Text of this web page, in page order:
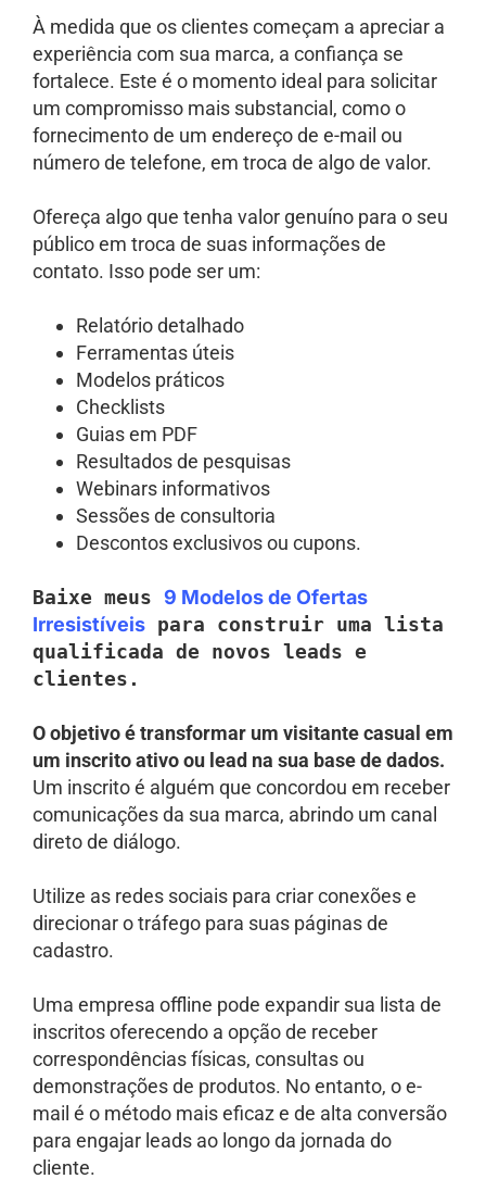
À medida que os clientes começam a apreciar a
experiência com sua marca, a confiança se
fortalece. Este é o momento ideal para solicitar
um compromisso mais substancial, como o
fornecimento de um endereço de e-mail ou
número de telefone, em troca de algo de valor.
Ofereça algo que tenha valor genuíno para o seu
público em troca de suas informações de
contato. Isso pode ser um:
Relatório detalhado
Ferramentas úteis
Modelos práticos
Checklists
Guias em PDF
Resultados de pesquisas
Webinars informativos
Sessões de consultoria
Descontos exclusivos ou cupons.
Baixe meus 9 Modelos de Ofertas
Irresistíveispara construir uma lista
qualificada de novos leads e
clientes.
O objetivo é transformar um visitante casual em
um inscrito ativo ou lead na sua base de dados.
Um inscrito é alguém que concordou em receber
comunicações da sua marca, abrindo um canal
direto de diálogo.
Utilize as redes sociais para criar conexões e
direcionar o tráfego para suas páginas de
cadastro.
Uma empresa offline pode expandir sua lista de
inscritos oferecendo a opção de receber
correspondências físicas, consultas ou
demonstrações de produtos. No entanto, o e-
mail é o método mais eficaz e de alta conversão
para engajar leads ao longo da jornada do
cliente.